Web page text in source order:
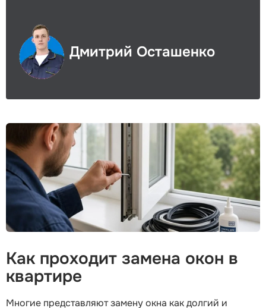
Дмитрий Осташенко
Как проходит замена окон в
квартире
Многие представляют замену окна как долгий и